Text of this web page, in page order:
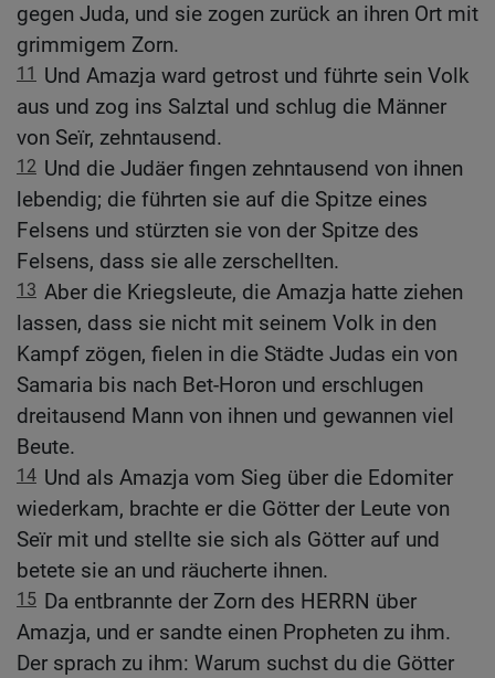
gegen Juda, und sie zogen zurück an ihren Ort mit
grimmigem Zorn.
11
Und Amazja ward getrost und führte sein Volk
aus und zog ins Salztal und schlug die Männer
von Seïr, zehntausend.
12 Und die Judäer fingen zehntausend von ihnen
lebendig; die führten sie auf die Spitze eines
Felsens und stürzten sie von der Spitze des
Felsens, dass sie alle zerschellten.
13 Aber die Kriegsleute, die Amazja hatte ziehen
lassen, dass sie nicht mit seinem Volk in den
Kampf zögen, fielen in die Städte Judas ein von
Samaria bis nach Bet-Horon und erschlugen
dreitausend Mann von ihnen und gewannen viel
Beute.
14 Und als Amazja vom Sieg über die Edomiter
wiederkam, brachte er die Götter der Leute von
Seïr mit und stellte sie sich als Götter auf und
betete sie an und räucherte ihnen.
15 Da entbrannte der Zorn des HERRN über
Amazja, und er sandte einen Propheten zu ihm.
Der sprach zu ihm: Warum suchst du die Götter